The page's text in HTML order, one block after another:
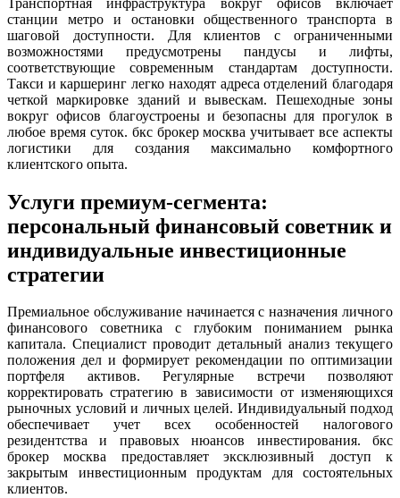
станции метро и остановки общественного транспорта в
шаговой доступности. Для клиентов с ограниченными
возможностями предусмотрены пандусы и лифты,
соответствующие современным стандартам доступности.
Такси и каршеринг легко находят адреса отделений благодаря
четкой маркировке зданий и вывескам. Пешеходные зоны
вокруг офисов благоустроены и безопасны для прогулок в
любое время суток. бкс брокер москва учитывает все аспекты
логистики для создания максимально комфортного
клиентского опыта.
Услуги премиум-сегмента:
персональный финансовый советник и
индивидуальные инвестиционные
стратегии
Премиальное обслуживание начинается с назначения личного
финансового советника с глубоким пониманием рынка
капитала. Специалист проводит детальный анализ текущего
положения дел и формирует рекомендации по оптимизации
портфеля активов. Регулярные встречи позволяют
корректировать стратегию в зависимости от изменяющихся
рыночных условий и личных целей. Индивидуальный подход
обеспечивает учет всех особенностей налогового
резидентства и правовых нюансов инвестирования. бкс
брокер москва предоставляет эксклюзивный доступ к
закрытым инвестиционным продуктам для состоятельных
клиентов.